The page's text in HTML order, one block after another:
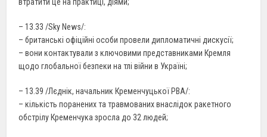
– 13.33 /Sky News/:
– британські офіційні особи провели дипломатичні дискусії;
– вони контактували з ключовими представниками Кремля
щодо глобальної безпеки на тлі війни в Україні;
– 13.39 /Лєднік, начальник Кременчуцької РВА/:
– кількість поранених та травмованих внаслідок ракетного
обстрілу Кременчука зросла до 32 людей;